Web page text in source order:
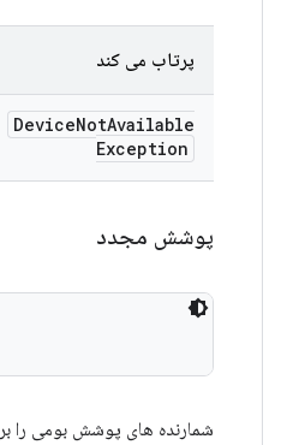
پرتاب می کند
DeviceNotAvailable
Exception
پوشش مجدد
شمارنده های پوشش بومی را